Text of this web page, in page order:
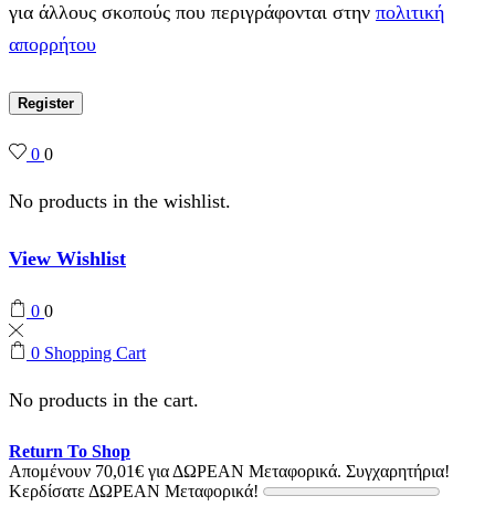
για άλλους σκοπούς που περιγράφονται στην πολιτική
απορρήτου
Register
0 0
No products in the wishlist.
View Wishlist
0 0
0 Shopping Cart
No products in the cart.
Return To Shop
Απομένουν 70,01€ για ΔΩΡΕΑΝ Μεταφορικά. Συγχαρητήρια!
Κερδίσατε ΔΩΡΕΑΝ Μεταφορικά!